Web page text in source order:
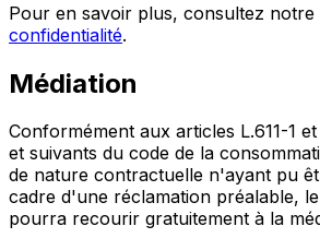
Pour en savoir plus, consultez notre
confidentialité.
Médiation
Conformément aux articles L.611-1
et suivants du code de la
de nature contractuelle n'ayant pu
cadre d'une réclamation préalable,
pourra recourir gratuitement à la